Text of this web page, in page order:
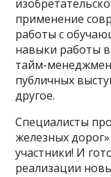
применение
работы с
навыки работы
тайм-
публичных
другое.
Специалисты
железных
участники! И
реализации